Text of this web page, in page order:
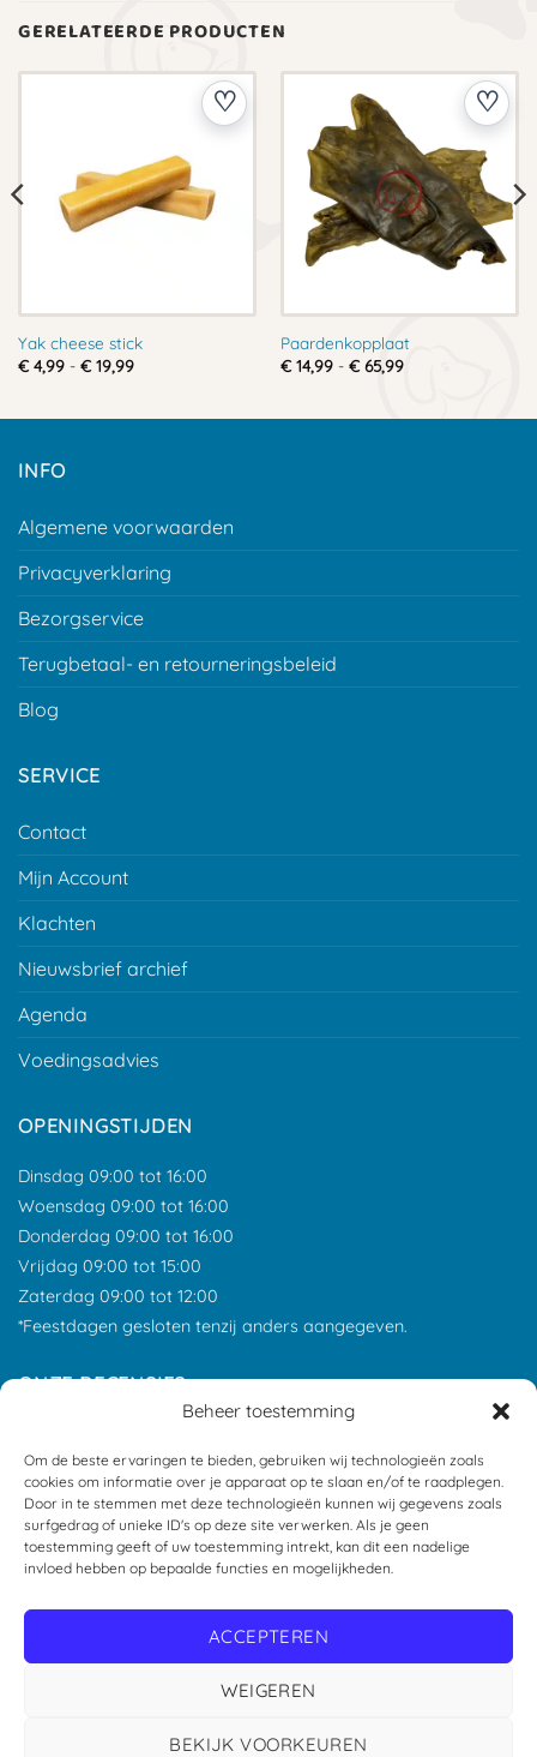
Beheer toestemming
Om de beste ervaringen te bieden, gebruiken wij technologieën zoals
cookies om informatie over je apparaat op te slaan en/of te raadplegen.
Door in te stemmen met deze technologieën kunnen wij gegevens zoals
surfgedrag of unieke ID's op deze site verwerken. Als je geen
toestemming geeft of uw toestemming intrekt, kan dit een nadelige
invloed hebben op bepaalde functies en mogelijkheden.
ACCEPTEREN
WEIGEREN
BEKIJK VOORKEUREN
GERELATEERDE PRODUCTEN
Yak cheese stick
€4,99 - €19,99Prijsklasse:
Paardenkopplaat
€14,99 - €65,99Prijsklasse:
INFO
Algemene voorwaarden
Privacyverklaring
Bezorgservice
Terugbetaal- en retourneringsbeleid
Blog
SERVICE
Contact
Mijn Account
Klachten
Nieuwsbrief archief
Agenda
Voedingsadvies
OPENINGSTIJDEN
Dinsdag 09:00 tot 16:00
Woensdag 09:00 tot 16:00
Donderdag 09:00 tot 16:00
Vrijdag 09:00 tot 15:00
Zaterdag 09:00 tot 12:00
*Feestdagen gesloten tenzij anders aangegeven.
ONZE RECENSIES
Copyright 2026 ©Geusdiervoeding